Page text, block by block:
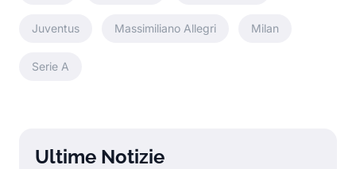
Juventus Massimiliano Allegri Milan
Serie A
Ultime Notizie